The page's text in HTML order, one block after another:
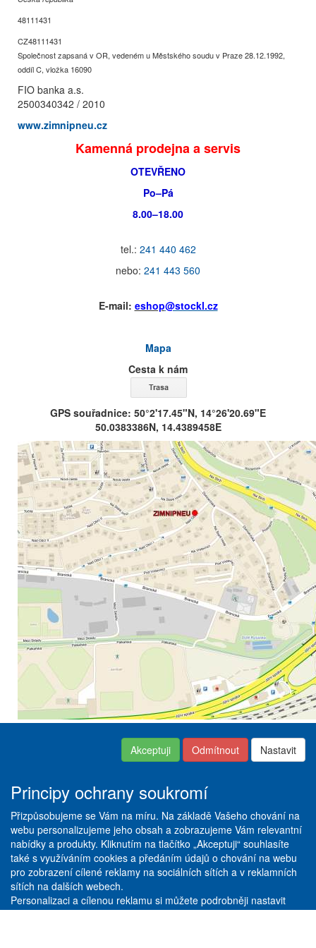
48111431
CZ48111431
Společnost zapsaná v OR, vedeném u Městského soudu v Praze 28.12.1992,
oddíl C, vložka 16090
FIO banka a.s.
2500340342 / 2010
www.zimnipneu.cz
Kamenná prodejna a servis
OTEVŘENO
Po–Pá
8.00–18.00
tel.: 241 440 462
nebo: 241 443 560
E-mail: eshop@stockl.cz
Mapa
Cesta k nám
GPS souřadnice: 50°2'17.45"N, 14°26'20.69"E
50.0383386N, 14.4389458E
Obchodní podmínky
a platební podmínky
Reklamační řád|Servis +
Pneuservis|Vše o
pneumatikách|Ceník služeb|
Galerie
Copyright © ABRA ESHOP
Stöckl spol. s r. o.
Nad obcí I/33
Akceptuji Odmítnout Nastavit
Principy ochrany soukromí
Přizpůsobujeme se Vám na míru. Na základě Vašeho chování na
webu personalizujeme jeho obsah a zobrazujeme Vám relevantní
nabídky a produkty. Kliknutím na tlačítko „Akceptuji“ souhlasíte
také s využíváním cookies a předáním údajů o chování na webu
pro zobrazení cílené reklamy na sociálních sítích a v reklamních
sítích na dalších webech.
Personalizaci a cílenou reklamu si můžete podrobněji nastavit
nebo kdykoli vypnout po kliknutí na tlačítko „Nastavit“.